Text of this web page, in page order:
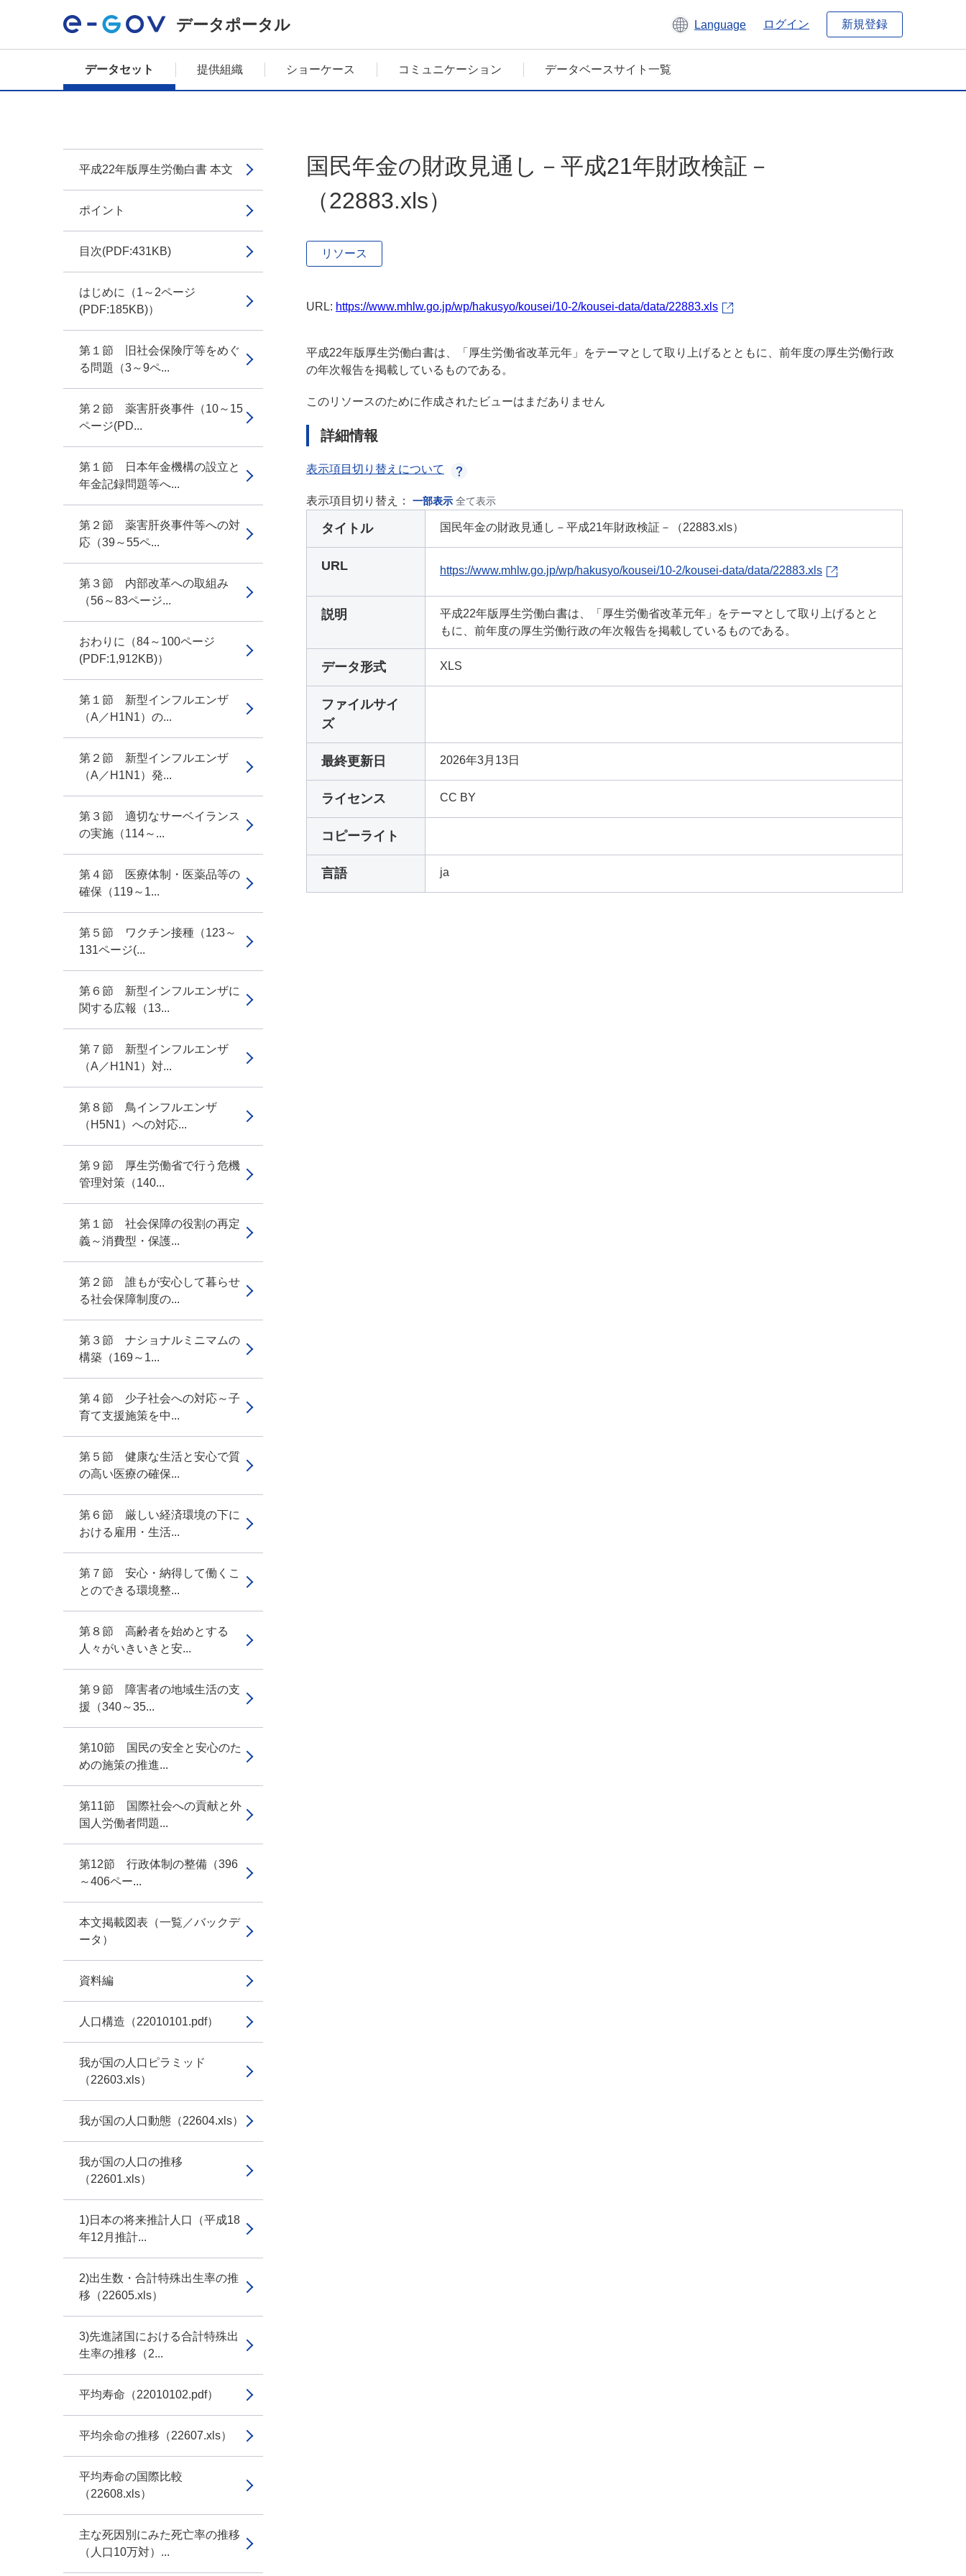
データポータル Language ログイン 新規登録
データセット 提供組織 ショーケース コミュニケーション データベースサイト一覧
平成22年版厚生労働白書 本文
ポイント
目次(PDF:431KB)
はじめに（1～2ページ
(PDF:185KB)）
第１節 旧社会保険庁等をめぐ
る問題（3～9ペ...
第２節 薬害肝炎事件（10～15
ページ(PD...
第１節 日本年金機構の設立と
年金記録問題等へ...
第２節 薬害肝炎事件等への対
応（39～55ペ...
第３節 内部改革への取組み
（56～83ページ...
おわりに（84～100ページ
(PDF:1,912KB)）
第１節 新型インフルエンザ
（A／H1N1）の...
第２節 新型インフルエンザ
（A／H1N1）発...
第３節 適切なサーベイランス
の実施（114～...
第４節 医療体制・医薬品等の
確保（119～1...
第５節 ワクチン接種（123～
131ページ(...
第６節 新型インフルエンザに
関する広報（13...
第７節 新型インフルエンザ
（A／H1N1）対...
第８節 鳥インフルエンザ
（H5N1）への対応...
第９節 厚生労働省で行う危機
管理対策（140...
第１節 社会保障の役割の再定
義～消費型・保護...
第２節 誰もが安心して暮らせ
る社会保障制度の...
第３節 ナショナルミニマムの
構築（169～1...
第４節 少子社会への対応～子
育て支援施策を中...
第５節 健康な生活と安心で質
の高い医療の確保...
第６節 厳しい経済環境の下に
おける雇用・生活...
第７節 安心・納得して働くこ
とのできる環境整...
第８節 高齢者を始めとする
人々がいきいきと安...
第９節 障害者の地域生活の支
援（340～35...
第10節 国民の安全と安心のた
めの施策の推進...
第11節 国際社会への貢献と外
国人労働者問題...
第12節 行政体制の整備（396
～406ペー...
本文掲載図表（一覧／バックデ
ータ）
資料編
人口構造（22010101.pdf）
我が国の人口ピラミッド
（22603.xls）
我が国の人口動態（22604.xls）
我が国の人口の推移
（22601.xls）
1)日本の将来推計人口（平成18
年12月推計...
2)出生数・合計特殊出生率の推
移（22605.xls）
3)先進諸国における合計特殊出
生率の推移（2...
平均寿命（22010102.pdf）
平均余命の推移（22607.xls）
平均寿命の国際比較
（22608.xls）
主な死因別にみた死亡率の推移
（人口10万対）...
国民年金の財政見通し－平成21年財政検証－
（22883.xls）
リソース
URL: https://www.mhlw.go.jp/wp/hakusyo/kousei/10-2/kousei-data/data/22883.xls
平成22年版厚生労働白書は、「厚生労働省改革元年」をテーマとして取り上げるとともに、前年度の厚生労働行政
の年次報告を掲載しているものである。
このリソースのために作成されたビューはまだありません
詳細情報
表示項目切り替えについて
表示項目切り替え： 一部表示 全て表示
タイトル 国民年金の財政見通し－平成21年財政検証－（22883.xls）
URL https://www.mhlw.go.jp/wp/hakusyo/kousei/10-2/kousei-data/data/22883.xls
説明
平成22年版厚生労働白書は、「厚生労働省改革元年」をテーマとして取り上げるとと
もに、前年度の厚生労働行政の年次報告を掲載しているものである。
データ形式 XLS
ファイルサイ
ズ
最終更新日 2026年3月13日
ライセンス CC BY
コピーライト
言語 ja